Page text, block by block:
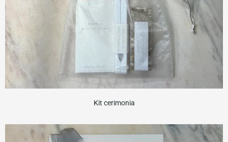
Kit cerimonia